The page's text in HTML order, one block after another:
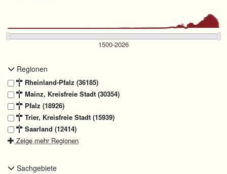
Regionen
Rheinland-Pfalz (36185)
Mainz, Kreisfreie Stadt (30354)
Pfalz (18926)
Trier, Kreisfreie Stadt (15939)
Saarland (12414)
Zeige mehr Regionen
Sachgebiete